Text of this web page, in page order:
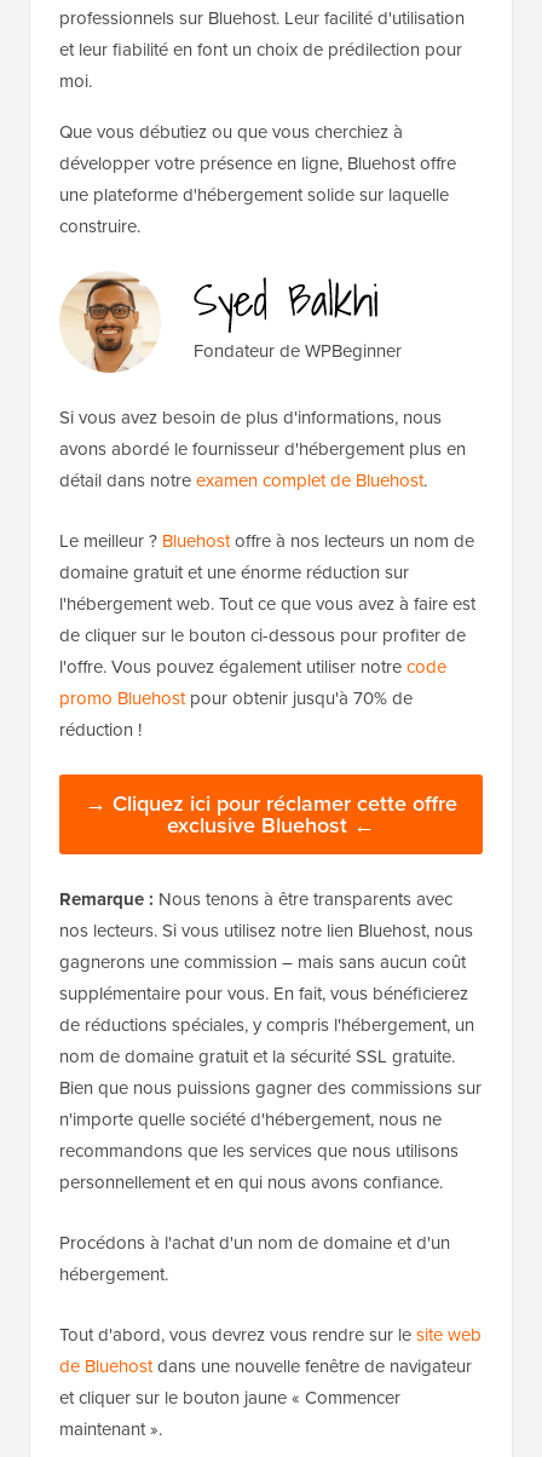
professionnels sur Bluehost. Leur facilité d'utilisation
et leur fiabilité en font un choix de prédilection pour
moi.
Que vous débutiez ou que vous cherchiez à
développer votre présence en ligne, Bluehost offre
une plateforme d'hébergement solide sur laquelle
construire.
Fondateur de WPBeginner
Si vous avez besoin de plus d'informations, nous
avons abordé le fournisseur d'hébergement plus en
détail dans notreexamen complet de Bluehost.
Le meilleur ? Bluehostoffre à nos lecteurs un nom de
domaine gratuit et une énorme réduction sur
l'hébergement web. Tout ce que vous avez à faire est
de cliquer sur le bouton ci-dessous pour profiter de
l'offre. Vous pouvez également utiliser notrecode
promo Bluehostpour obtenir jusqu'à 70% de
réduction !
→ Cliquez ici pour réclamer cette offre
exclusive Bluehost ←
Remarque : Nous tenons à être transparents avec
nos lecteurs. Si vous utilisez notre lien Bluehost, nous
gagnerons une commission – mais sans aucun coût
supplémentaire pour vous. En fait, vous bénéficierez
de réductions spéciales, y compris l'hébergement, un
nom de domaine gratuit et la sécurité SSL gratuite.
Bien que nous puissions gagner des commissions sur
n'importe quelle société d'hébergement, nous ne
recommandons que les services que nous utilisons
personnellement et en qui nous avons confiance.
Procédons à l'achat d'un nom de domaine et d'un
hébergement.
Tout d'abord, vous devrez vous rendre sur lesite web
de Bluehostdans une nouvelle fenêtre de navigateur
et cliquer sur le bouton jaune « Commencer
maintenant ».